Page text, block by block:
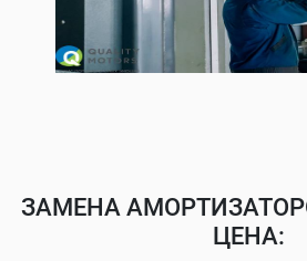
ЗАМЕНА
ЦЕНА: